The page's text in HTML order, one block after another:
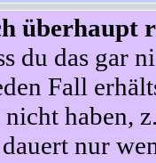
überhaupt
du das gar
Fall
haben,
nur